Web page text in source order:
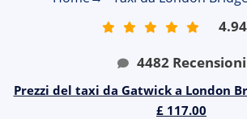
4.94
4482 Recensioni
Prezzi del taxi da Gatwick a London
£ 117.00